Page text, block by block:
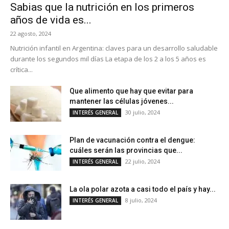
Sabias que la nutrición en los primeros
años de vida es...
22 agosto, 2024
Nutrición infantil en Argentina: claves para un desarrollo saludable
durante los segundos mil días La etapa de los 2 a los 5 años es
crítica...
Que alimento que hay que evitar para
mantener las células jóvenes...
INTERÉS GENERAL 30 julio, 2024
Plan de vacunación contra el dengue:
cuáles serán las provincias que...
INTERÉS GENERAL 22 julio, 2024
La ola polar azota a casi todo el país y hay...
INTERÉS GENERAL 8 julio, 2024